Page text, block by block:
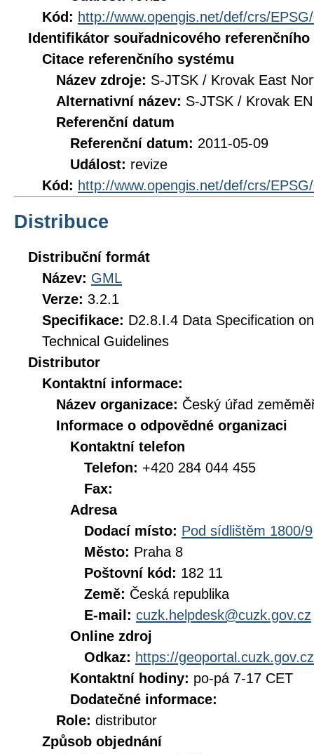
Kód: http://www.opengis.net/def/crs/
Identifikátor souřadnicového referenčního
Citace referenčního systému
Název zdroje: S-JTSK / Krovak East
Alternativní název: S-JTSK / Krovak EN
Referenční datum
Referenční datum: 2011-05-09
Událost: revize
Kód: http://www.opengis.net/def/crs/
Distribuce
Distribuční formát
Název: GML
Verze: 3.2.1
Specifikace: D2.8.I.4 Data Specification
Technical Guidelines
Distributor
Kontaktní informace:
Název organizace: Český úřad
Informace o odpovědné organizaci
Kontaktní telefon
Telefon: +420 284 044 455
Fax:
Adresa
Dodací místo: Pod sídlištěm 1800/9
Město: Praha 8
Poštovní kód: 182 11
Země: Česká republika
E-mail: cuzk.helpdesk@cuzk.gov.cz
Online zdroj
Odkaz: https://geoportal.cuzk.gov.cz
Kontaktní hodiny: po-pá 7-17 CET
Dodatečné informace:
Role: distributor
Způsob objednání